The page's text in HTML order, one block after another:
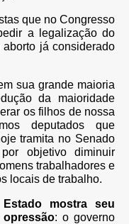
que no Congresso
a legalização do
já considerado
sua grande maioria
da maioridade
os filhos de nossa
deputados que
tramita no Senado
objetivo diminuir
trabalhadores e
locais de trabalho.
mostra seu
: o governo